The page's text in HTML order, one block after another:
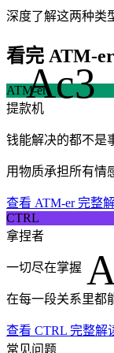
Ac3
深度了解这两种类
看完 ATM-
ATM-er
提款机
钱能解决的都不是
用物质承担所有情
查看 ATM-er 完整
CTRL
拿捏者
一切尽在掌握
在每一段关系里都
查看 CTRL 完整解
常见问题